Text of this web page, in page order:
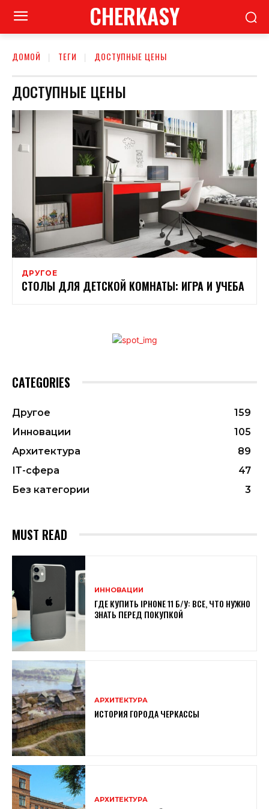
CHERKASY
ДОМОЙ ТЕГИ ДОСТУПНЫЕ ЦЕНЫ
ДОСТУПНЫЕ ЦЕНЫ
ДРУГОЕ
СТОЛЫ ДЛЯ ДЕТСКОЙ КОМНАТЫ: ИГРА И УЧЕБА
CATEGORIES
Другое
159
Инновации
105
Архитектура
89
ІТ-сфера
47
Без категории
3
MUST READ
ИННОВАЦИИ
ГДЕ КУПИТЬ IPHONE 11 Б/У: ВСЕ, ЧТО НУЖНО
ЗНАТЬ ПЕРЕД ПОКУПКОЙ
АРХИТЕКТУРА
ИСТОРИЯ ГОРОДА ЧЕРКАССЫ
АРХИТЕКТУРА